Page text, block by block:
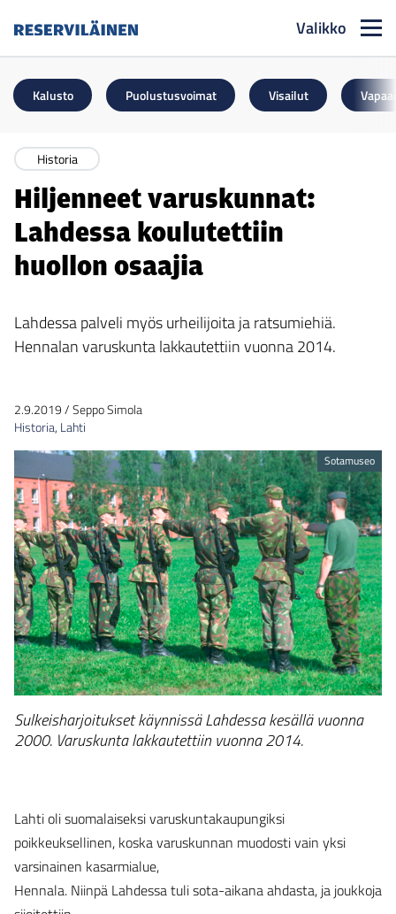
Valikko
Kalusto Puolustusvoimat Visailut
Historia
Hiljenneet varuskunnat:
Lahdessa koulutettiin
huollon osaajia
Lahdessa palveli myös urheilijoita ja ratsumiehiä.
Hennalan varuskunta lakkautettiin vuonna 2014.
2.9.2019/Seppo Simola
Historia, Lahti
Sotamuseo
Sulkeisharjoitukset käynnissä Lahdessa kesällä vuonna
2000. Varuskunta lakkautettiin vuonna 2014.
Lahti oli suomalaiseksi varuskuntakaupungiksi
poikkeuksellinen, koska varuskunnan muodosti vain yksi
varsinainen kasarmialue,
Hennala. Niinpä Lahdessa tuli sota-aikana ahdasta, ja joukkoja